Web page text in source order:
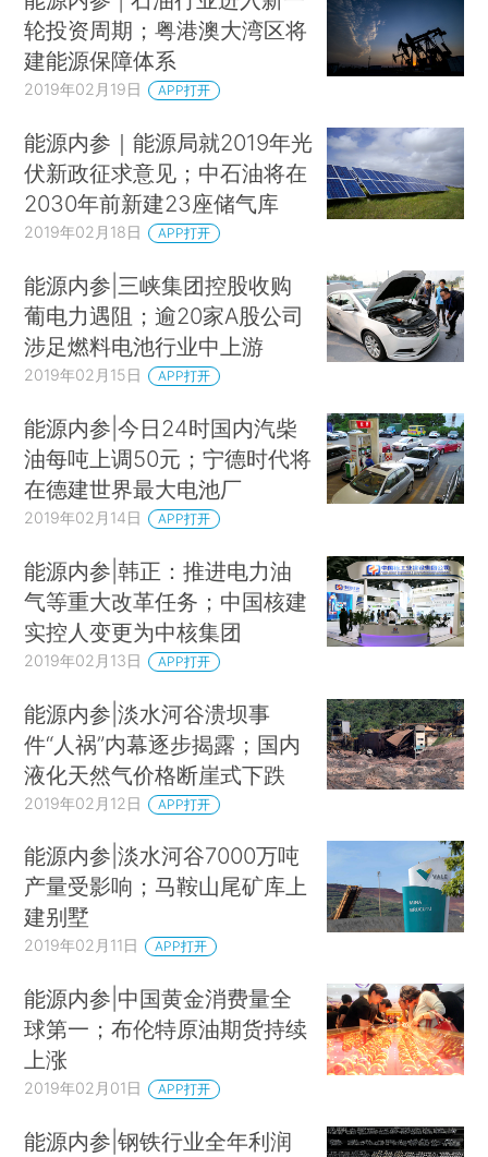
轮投资周期；粤港澳大湾区将
建能源保障体系
2019年02月19日 APP打开
能源内参｜能源局就2019年光
伏新政征求意见；中石油将在
2030年前新建23座储气库
2019年02月18日 APP打开
能源内参|三峡集团控股收购
葡电力遇阻；逾20家A股公司
涉足燃料电池行业中上游
2019年02月15日 APP打开
能源内参|今日24时国内汽柴
油每吨上调50元；宁德时代将
在德建世界最大电池厂
2019年02月14日 APP打开
能源内参|韩正：推进电力油
气等重大改革任务；中国核建
实控人变更为中核集团
2019年02月13日 APP打开
能源内参|淡水河谷溃坝事
件“人祸”内幕逐步揭露；国内
液化天然气价格断崖式下跌
2019年02月12日 APP打开
能源内参|淡水河谷7000万吨
产量受影响；马鞍山尾矿库上
建别墅
2019年02月11日 APP打开
能源内参|中国黄金消费量全
球第一；布伦特原油期货持续
上涨
2019年02月01日 APP打开
能源内参|钢铁行业全年利润